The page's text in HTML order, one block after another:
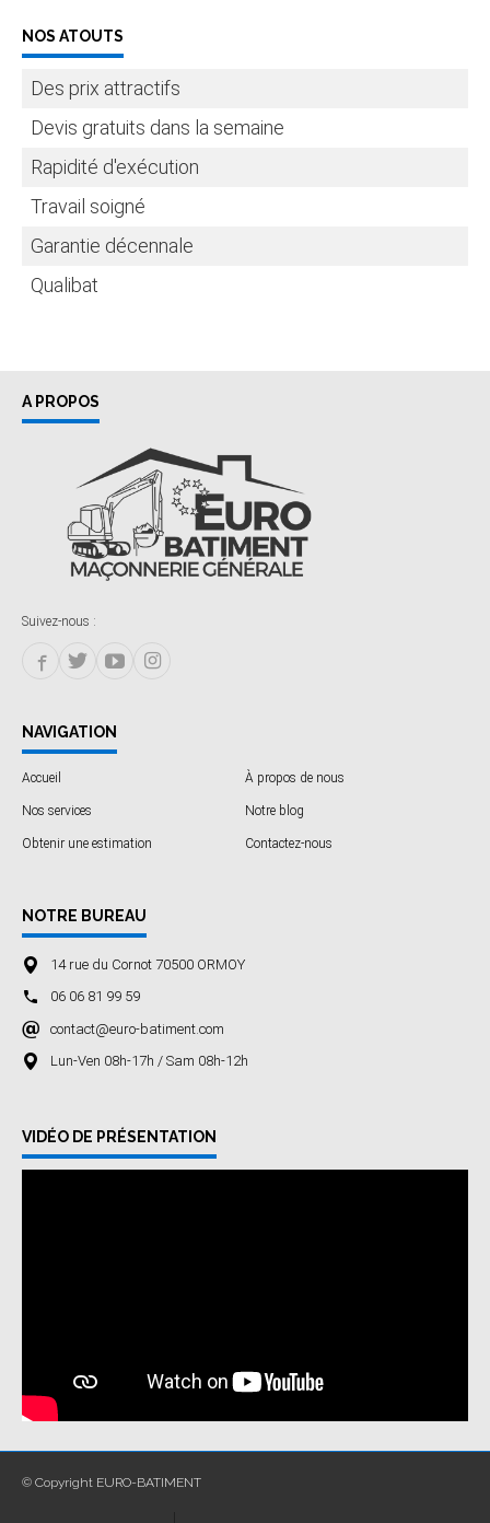
NOS ATOUTS
Des prix attractifs
Devis gratuits dans la semaine
Rapidité d'exécution
Travail soigné
Garantie décennale
Qualibat
A PROPOS
Suivez-nous :
NAVIGATION
Accueil À propos de nous
Nos services Notre blog
Obtenir une estimation Contactez-nous
NOTRE BUREAU
14 rue du Cornot 70500 ORMOY
06 06 81 99 59
contact@euro-batiment.com
Lun-Ven 08h-17h / Sam 08h-12h
VIDÉO DE PRÉSENTATION
© Copyright EURO-BATIMENT